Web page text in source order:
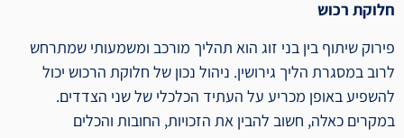
חלוקת רכוש
פירוק שיתוף בין בני זוג הוא תהליך מורכב ומשמעותי שמתרחש
לרוב במסגרת הליך גירושין. ניהול נכון של חלוקת הרכוש יכול
להשפיע באופן מכריע על העתיד הכלכלי של שני הצדדים.
במקרים כאלה, חשוב להבין את הזכויות, החובות והכלים